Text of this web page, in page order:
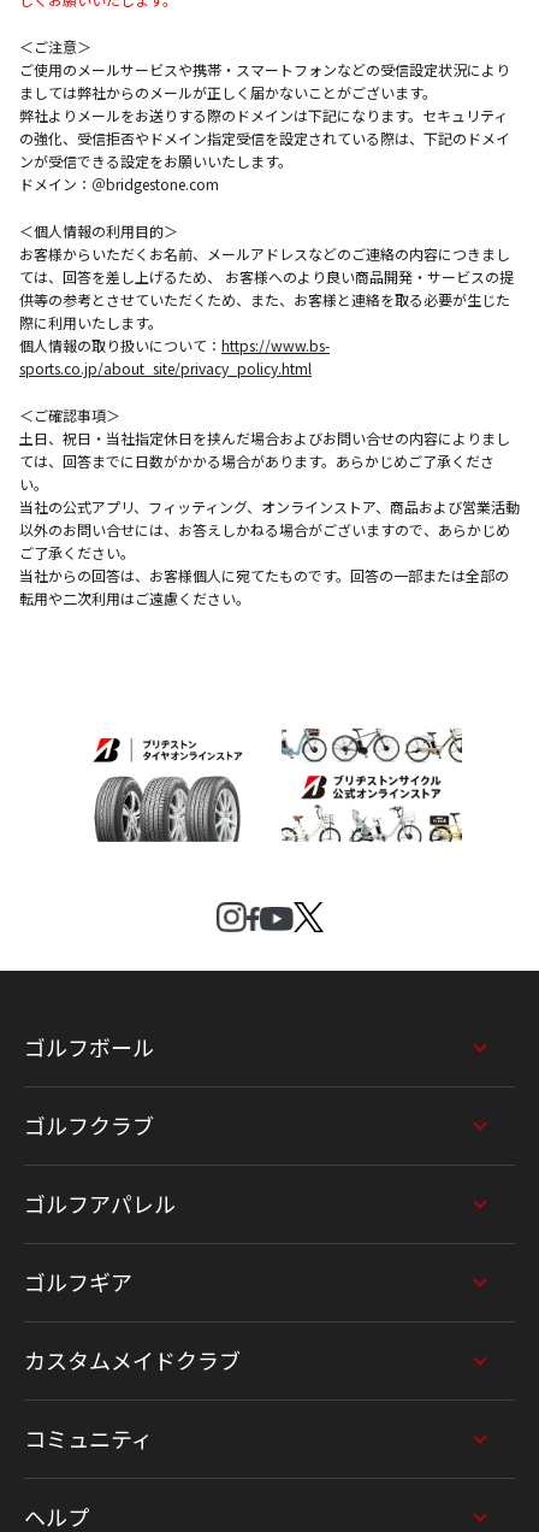
＜ご注意＞
ご使用のメールサービスや携帯・スマートフォンなどの受信設定状況により
ましては弊社からのメールが正しく届かないことがございます。
弊社よりメールをお送りする際のドメインは下記になります。セキュリティ
の強化、受信拒否やドメイン指定受信を設定されている際は、下記のドメイ
ンが受信できる設定をお願いいたします。
ドメイン：＠bridgestone.com
＜個人情報の利用目的＞
お客様からいただくお名前、メールアドレスなどのご連絡の内容につきまし
ては、回答を差し上げるため、 お客様へのより良い商品開発・サービスの提
供等の参考とさせていただくため、また、お客様と連絡を取る必要が生じた
際に利用いたします。
個人情報の取り扱いについて： https://www.bs-
sports.co.jp/about_site/privacy_policy.html
＜ご確認事項＞
土日、祝日・当社指定休日を挟んだ場合およびお問い合せの内容によりまし
ては、回答までに日数がかかる場合があります。あらかじめご了承くださ
い。
当社の公式アプリ、フィッティング、オンラインストア、商品および営業活動
以外のお問い合せには、お答えしかねる場合がございますので、あらかじめ
ご了承ください。
当社からの回答は、お客様個人に宛てたものです。回答の一部または全部の
転用や二次利用はご遠慮ください。
ゴルフボール
ゴルフクラブ
ゴルフアパレル
ゴルフギア
カスタムメイドクラブ
コミュニティ
ヘルプ